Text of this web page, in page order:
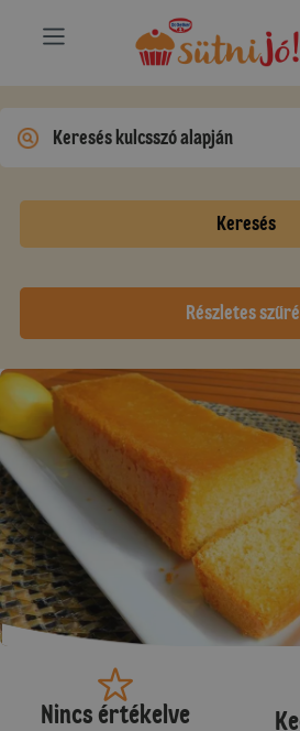
Keresés
Részletes
Nincs értékelve